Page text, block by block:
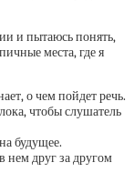
и пытаюсь понять,
места, где я
о чем пойдет речь.
чтобы слушатель
будущее.
нем друг за другом